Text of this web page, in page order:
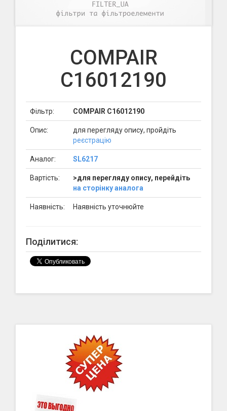
COMPAIR
C16012190
Фільтр: COMPAIR C16012190
Опис:
для перегляду опису, пройдіть
реєстрацію
Аналог: SL6217
Вартість:
>для перегляду опису, перейдіть
на сторінку аналога
Наявність: Наявність уточнюйте
Поділитися: